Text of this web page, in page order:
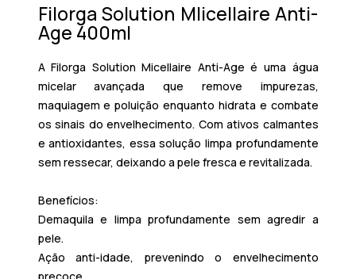
Filorga Solution MIicellaire Anti-
Age 400ml
AFilorga Solution Micellaire Anti-Age é uma água
micelar avançada que remove impurezas,
maquiagem e poluição enquanto hidrata e combate
os sinais do envelhecimento. Com ativos calmantes
e antioxidantes, essa solução limpa profundamente
sem ressecar, deixando a pele fresca e revitalizada.
Benefícios:
Demaquila e limpa profundamente sem agredir a
pele.
Ação anti-idade, prevenindo o envelhecimento